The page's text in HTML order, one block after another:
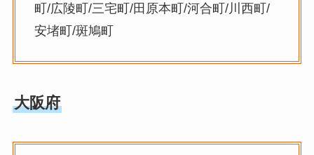
町/広陵町/三宅町/田原本町/河合町/川西町/
安堵町/斑鳩町
大阪府